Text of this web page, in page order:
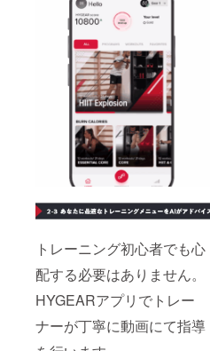
トレーニング初心者でも心
配する必要はありません。
HYGEARアプリでトレー
ナーが丁寧に動画にて指導